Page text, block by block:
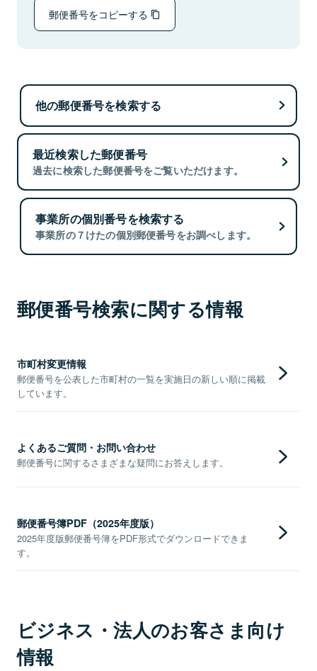
郵便番号をコピーする
他の郵便番号を検索する
最近検索した郵便番号
過去に検索した郵便番号をご覧いただけます。
事業所の個別番号を検索する
事業所の７けたの個別郵便番号をお調べします。
郵便番号検索に関する情報
市町村変更情報
郵便番号を公表した市町村の一覧を実施日の新しい順に掲載
しています。
よくあるご質問・お問い合わせ
郵便番号に関するさまざまな疑問にお答えします。
郵便番号簿PDF（2025年度版）
2025年度版郵便番号簿をPDF形式でダウンロードできま
す。
ビジネス・法人のお客さま向け
情報